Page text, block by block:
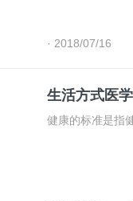
· 2018/07/16
生活方式医
健康的标准是指